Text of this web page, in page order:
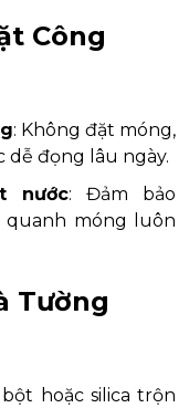
Công
: Không đặt móng,
dễ đọng lâu ngày.
nước: Đảm bảo
quanh móng luôn
Tường
hoặc silica trộn